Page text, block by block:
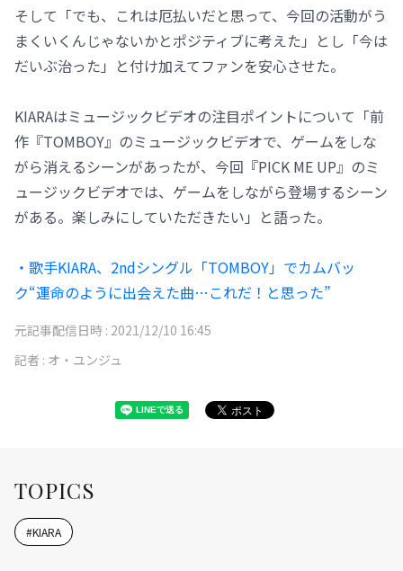
そして「でも、これは厄払いだと思って、今回の活動がう
まくいくんじゃないかとポジティブに考えた」とし「今は
だいぶ治った」と付け加えてファンを安心させた。
KIARAはミュージックビデオの注目ポイントについて「前
作『TOMBOY』のミュージックビデオで、ゲームをしな
がら消えるシーンがあったが、今回『PICK ME UP』のミ
ュージックビデオでは、ゲームをしながら登場するシーン
がある。楽しみにしていただきたい」と語った。
・歌手KIARA、2ndシングル「TOMBOY」でカムバッ
ク“運命のように出会えた曲…これだ！と思った”
元記事配信日時 : 2021/12/10 16:45
記者 : オ・ユンジュ
TOPICS
#KIARA